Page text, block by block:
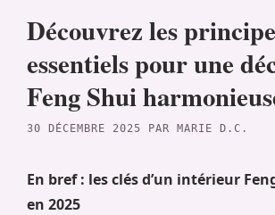
Découvrez les
essentiels pour une
Feng Shui
30 DÉCEMBRE 2025 PAR MARIE D.C.
En bref : les clés d’un intérieur
en 2025